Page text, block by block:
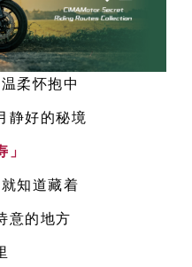
Español
柔怀抱中
静好的秘境
」
知道藏着
意的地方